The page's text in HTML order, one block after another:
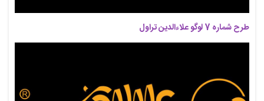
طرح شماره 7 لوگو علاءالدین تراول